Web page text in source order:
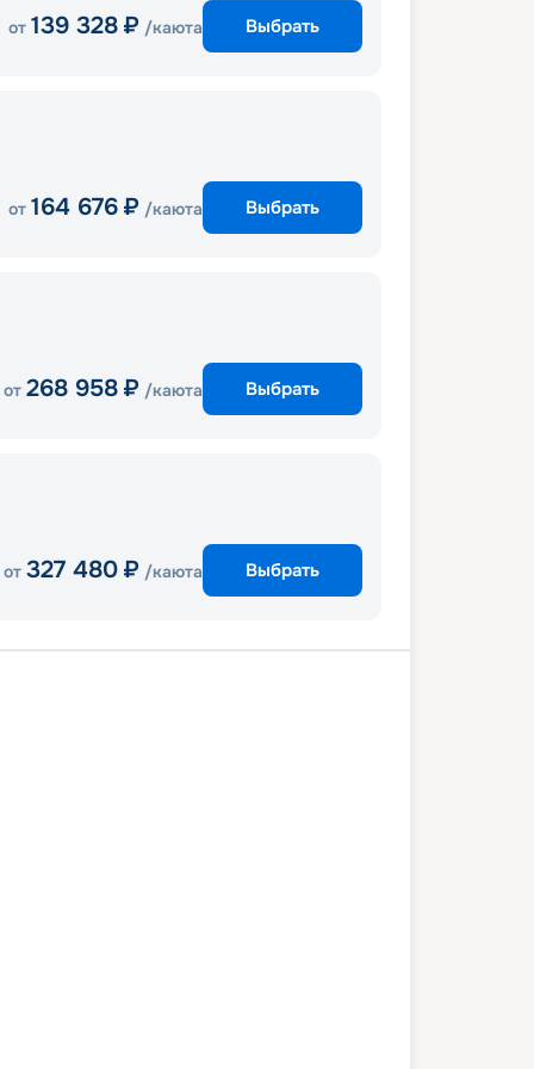
от 139 328 ₽ /каюта Выбрать
от 164 676 ₽ /каюта Выбрать
от 268 958 ₽ /каюта Выбрать
от 327 480 ₽ /каюта Выбрать